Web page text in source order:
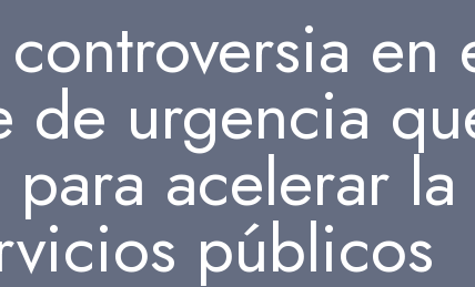
en
de urgencia
acelerar
públicos